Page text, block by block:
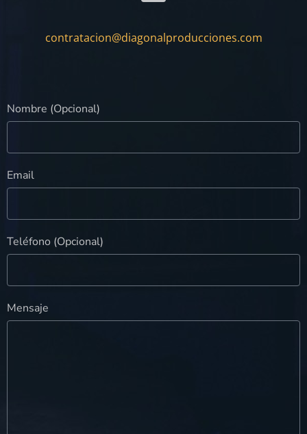
contratacion@diagonalproducciones.com
Nombre (Opcional)
Email
Teléfono (Opcional)
Mensaje